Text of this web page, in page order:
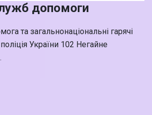
допомоги
та загальнонаціональні гарячі
України 102 Негайне